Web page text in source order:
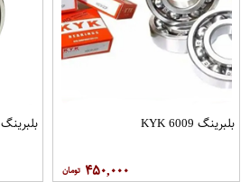
بلبرینگ 6009 KYK
۴۵۰,۰۰۰
بلبرینگ 6008 KYK